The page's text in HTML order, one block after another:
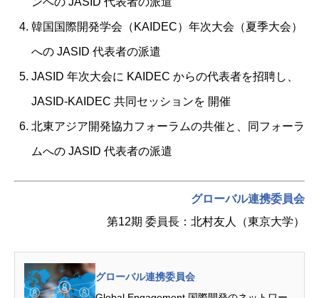
韓国国際開発学会（KAIDEC）年次大会（夏季大会）
への JASID 代表者の派遣
JASID 年次大会に KAIDEC からの代表者を招聘し、
JASID-KAIDEC 共同セッションを 開催
北東アジア開発協力フォーラムの共催と、同フォーラ
ムへの JASID 代表者の派遣
グローバル連携委員会
第12期 委員長：北村友人（東京大学）
グローバル連携委員会